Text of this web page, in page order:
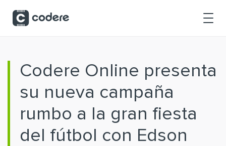
Codere Online presenta
su nueva campaña
rumbo a la gran fiesta
del fútbol con Edson